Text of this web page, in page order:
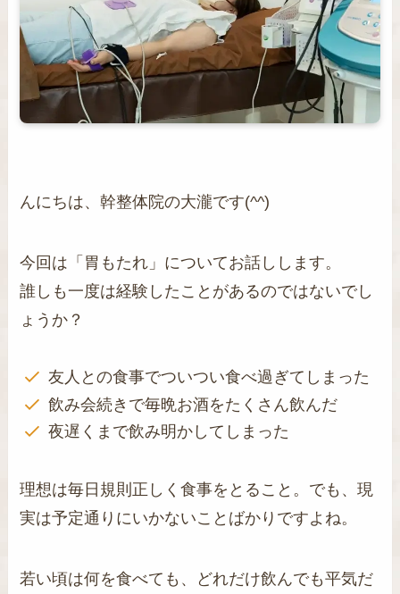
んにちは、幹整体院の大瀧です(^^)
今回は「胃もたれ」についてお話しします。
誰しも一度は経験したことがあるのではないでし
ょうか？
友人との食事でついつい食べ過ぎてしまった
飲み会続きで毎晩お酒をたくさん飲んだ
夜遅くまで飲み明かしてしまった
理想は毎日規則正しく食事をとること。でも、現
実は予定通りにいかないことばかりですよね。
若い頃は何を食べても、どれだけ飲んでも平気だ